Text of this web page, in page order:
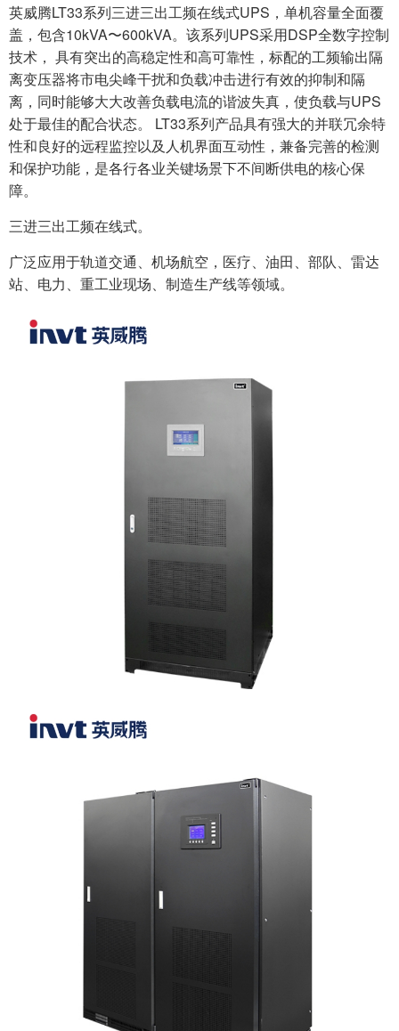
英威腾LT33系列三进三出工频在线式UPS，单机容量全面覆
盖，包含10kVA〜600kVA。该系列UPS采用DSP全数字控制
技术， 具有突出的高稳定性和高可靠性，标配的工频输出隔
离变压器将市电尖峰干扰和负载冲击进行有效的抑制和隔
离，同时能够大大改善负载电流的谐波失真，使负载与UPS
处于最佳的配合状态。 LT33系列产品具有强⼤的并联冗余特
性和良好的远程监控以及人机界面互动性，兼备完善的检测
和保护功能，是各行各业关键场景下不间断供电的核心保
障。
三进三出工频在线式。
广泛应用于轨道交通、机场航空，医疗、油田、部队、雷达
站、电力、重工业现场、制造生产线等领域。